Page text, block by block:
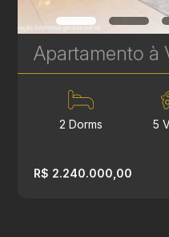
2 Dorms 5
R$ 2.240.000,00